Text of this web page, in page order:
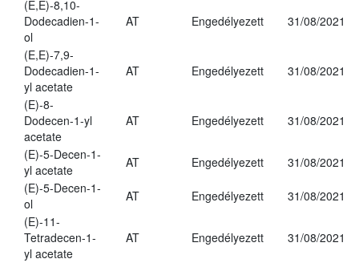
(E,E)-8,10-
Dodecadien-1-
ol
AT Engedélyezett 31/08/2021
(E,E)-7,9-
Dodecadien-1-
yl acetate
AT Engedélyezett 31/08/2021
(E)-8-
Dodecen-1-yl
acetate
AT Engedélyezett 31/08/2021
(E)-5-Decen-1-
yl acetate
AT Engedélyezett
31/08/2021
(E)-5-Decen-1-
ol
AT Engedélyezett
31/08/2021
(E)-11-
Tetradecen-1-
yl acetate
AT Engedélyezett 31/08/2021